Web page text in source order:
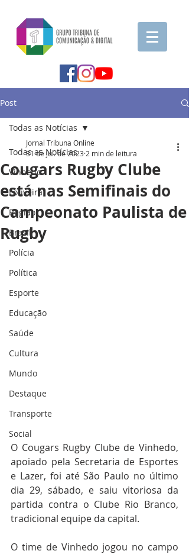
Post
Todas as Notícias
Vinhedo
Louveira
Região
Brasil
Polícia
Política
Esporte
Educação
Saúde
Cultura
Mundo
Destaque
Transporte
Social
Todas as Notícias
Cougars Rugby Clube
está nas Semifinais do
Campeonato Paulista de
Rugby
Jornal Tribuna Online
31 de jul. de 2023 2 min de leitura
O Cougars Rugby Clube de Vinhedo,
apoiado pela Secretaria de Esportes
e Lazer, foi até São Paulo no último
dia 29, sábado, e saiu vitoriosa da
partida contra o Clube Rio Branco,
tradicional equipe da capital.
O time de Vinhedo jogou no campo